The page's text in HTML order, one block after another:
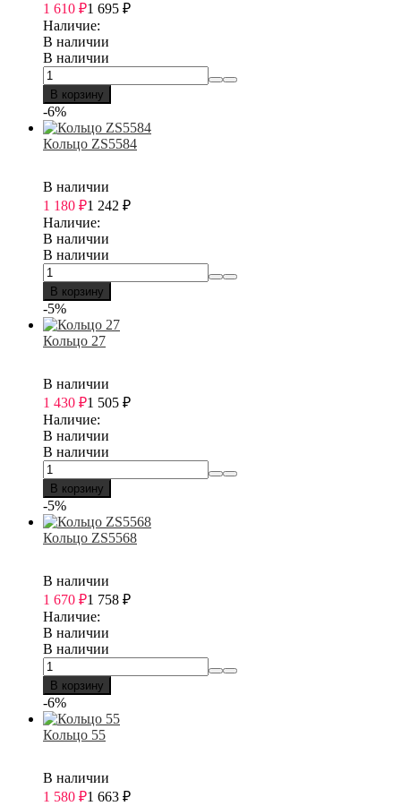
1 610 ₽1 695 ₽
Наличие:
В наличии
В наличии
В корзину
-6%
Кольцо ZS5584
В наличии
1 180 ₽1 242 ₽
Наличие:
В наличии
В наличии
В корзину
-5%
Кольцо 27
В наличии
1 430 ₽1 505 ₽
Наличие:
В наличии
В наличии
В корзину
-5%
Кольцо ZS5568
В наличии
1 670 ₽1 758 ₽
Наличие:
В наличии
В наличии
В корзину
-6%
Кольцо 55
В наличии
1 580 ₽1 663 ₽